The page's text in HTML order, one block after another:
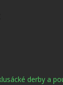
derby a